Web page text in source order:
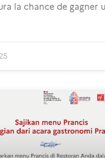
la chance de gagner